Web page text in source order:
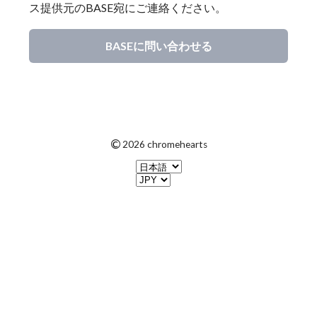
ス提供元のBASE宛にご連絡ください。
BASEに問い合わせる
© 2026 chromehearts